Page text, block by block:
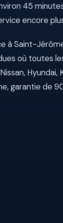
45
encore
à Saint-
où toutes
Hyundai,
garantie de